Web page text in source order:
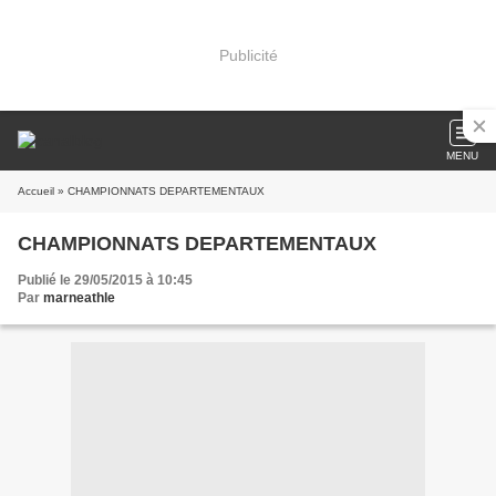
Publicité
MENU
Accueil » CHAMPIONNATS DEPARTEMENTAUX
CHAMPIONNATS DEPARTEMENTAUX
Publié le 29/05/2015 à 10:45
Par marneathle